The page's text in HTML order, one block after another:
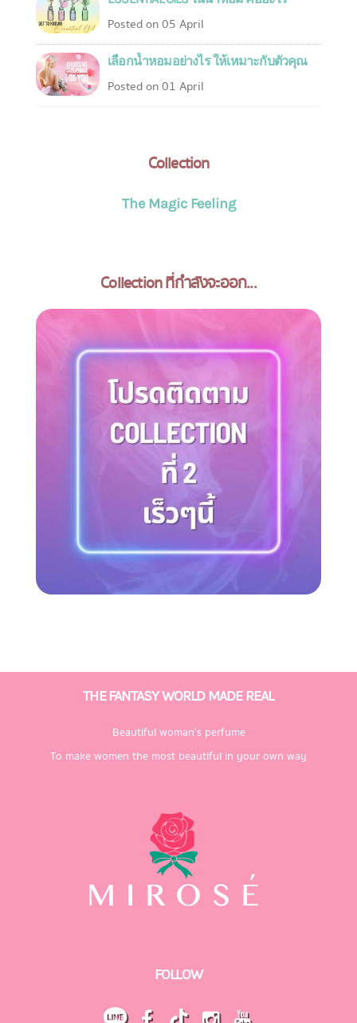
Posted on 05 April
เลือกน้ำหอมอย่างไร ให้เหมาะกับตัวคุณ
Posted on 01 April
Collection
The Magic Feeling
Collection ที่กำลังจะออก...
THE FANTASY WORLD MADE REAL
Beautiful woman's perfume
To make women the most beautiful in your own way
FOLLOW